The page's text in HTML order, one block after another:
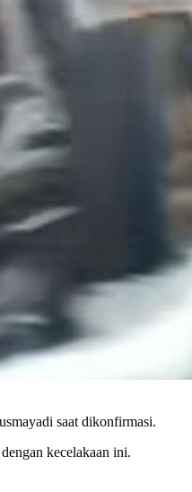
saat dikonfirmasi.
kecelakaan ini.